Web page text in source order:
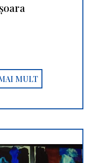
MULT